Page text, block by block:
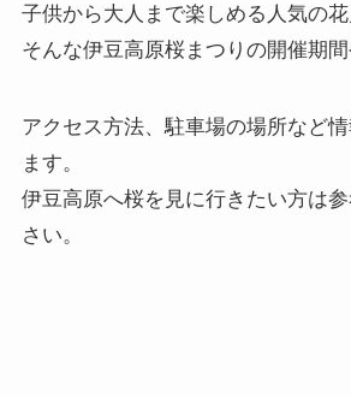
子供から大人まで楽しめる人気の花
そんな伊豆高原桜まつりの開催期
アクセス方法、駐車場の場所など
ます。
伊豆高原へ桜を見に行きたい方は
さい。